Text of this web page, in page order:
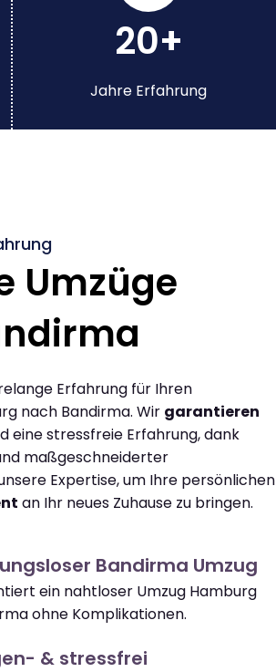
20+
Jahre Erfahrung
Umzüge
Erfahrung für Ihren
nach Bandirma. Wir garantieren
eine stressfreie Erfahrung, dank
maßgeschneiderter
Expertise, um Ihre persönlichen
an Ihr neues Zuhause zu bringen.
Bandirma Umzug
ein nahtloser Umzug Hamburg
ohne Komplikationen.
& stressfrei